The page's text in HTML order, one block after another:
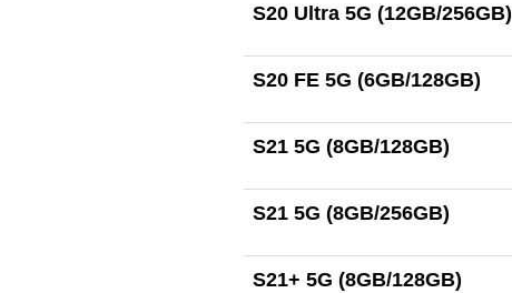
S20 Ultra 5G (12GB/256GB)
S20 FE 5G (6GB/128GB)
S21 5G (8GB/128GB)
S21 5G (8GB/256GB)
S21+ 5G (8GB/128GB)